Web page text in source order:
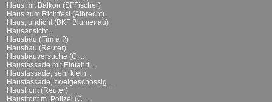
Haus mit Balkon (SFFischer)
Haus zum Richtfest (Albrecht)
Haus, undicht (BKF Blumenau)
Hausansicht...
Hausbau (Firma ?)
Hausbau (Reuter)
Hausbauversuche (C....
Hausfassade mit Einfahrt...
Hausfassade, sehr klein...
Hausfassade, zweigeschossig...
Hausfront (Reuter)
Hausfront m. Polizei (C....